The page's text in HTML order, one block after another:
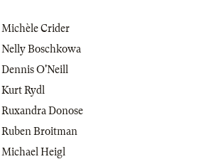
Michèle Crider
Nelly Boschkowa
Dennis O'Neill
Kurt Rydl
Ruxandra Donose
Ruben Broitman
Michael Heigl